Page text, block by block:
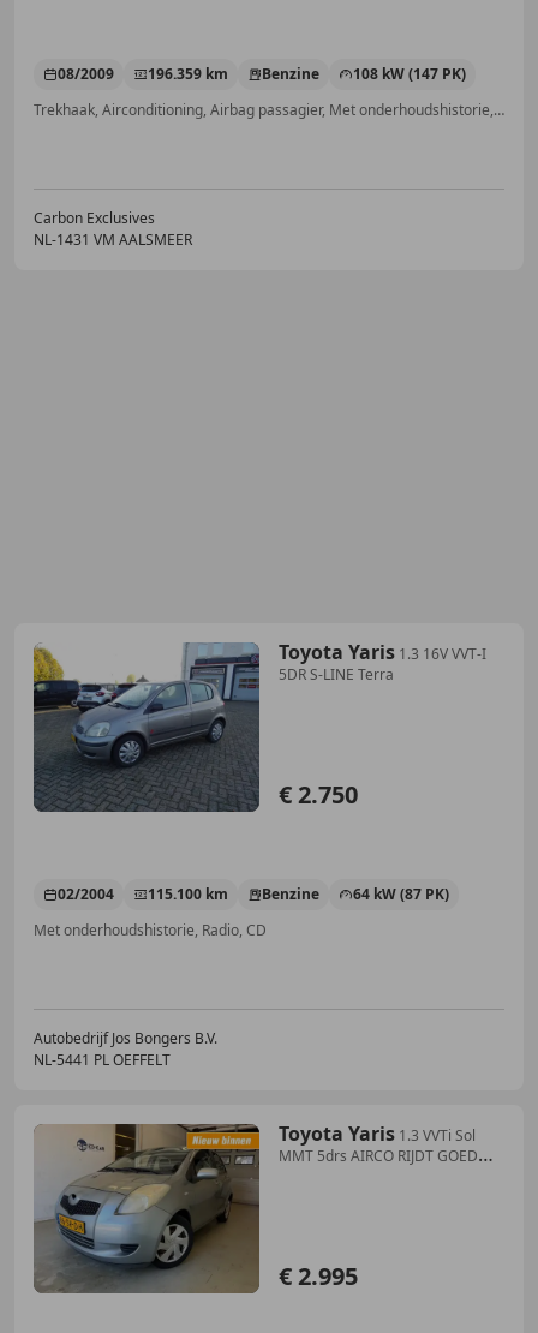
08/2009 196.359 km Benzine
108 kW (147 PK)
Trekhaak, Airconditioning, Airbag passagier, Met onderhoudshistorie, Dakrails, Alarm, Lichtmetalen velgen, Binnenspiegel automatisch dimmend
Carbon Exclusives
NL-1431 VM AALSMEER
Toyota Yaris 1.3 16V VVT-I
5DR S-LINE Terra
€ 2.750
02/2004 115.100 km Benzine
64 kW (87 PK)
Met onderhoudshistorie, Radio, CD
Autobedrijf Jos Bongers B.V.
NL-5441 PL OEFFELT
Toyota Yaris 1.3 VVTi Sol
MMT 5drs AIRCO RIJDT GOED
€ 2.995